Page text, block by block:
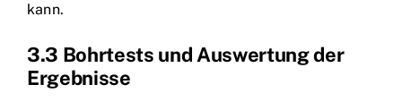
kann.
3.3 Bohrtests und Auswertung der
Ergebnisse